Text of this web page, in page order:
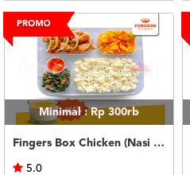
Minimal : Rp 300rb
Fingers Box Chicken (Nasi Putih) Silky Pudding
5.0